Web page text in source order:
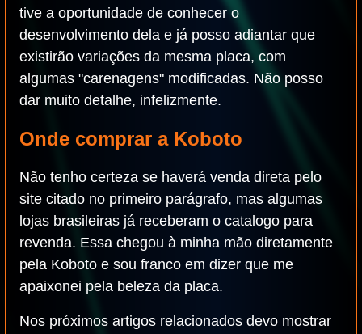
tive a oportunidade de conhecer o
desenvolvimento dela e já posso adiantar que
existirão variações da mesma placa, com
algumas "carenagens" modificadas. Não posso
dar muito detalhe, infelizmente.
Onde comprar a Koboto
Não tenho certeza se haverá venda direta pelo
site citado no primeiro parágrafo, mas algumas
lojas brasileiras já receberam o catalogo para
revenda. Essa chegou à minha mão diretamente
pela Koboto e sou franco em dizer que me
apaixonei pela beleza da placa.
Nos próximos artigos relacionados devo mostrar